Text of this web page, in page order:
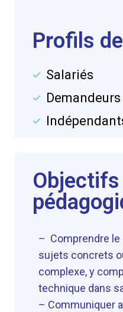
Profils
Salariés
Objectifs
– Comprendre
sujets concrets
complexe, y
technique dans
– Communiquer